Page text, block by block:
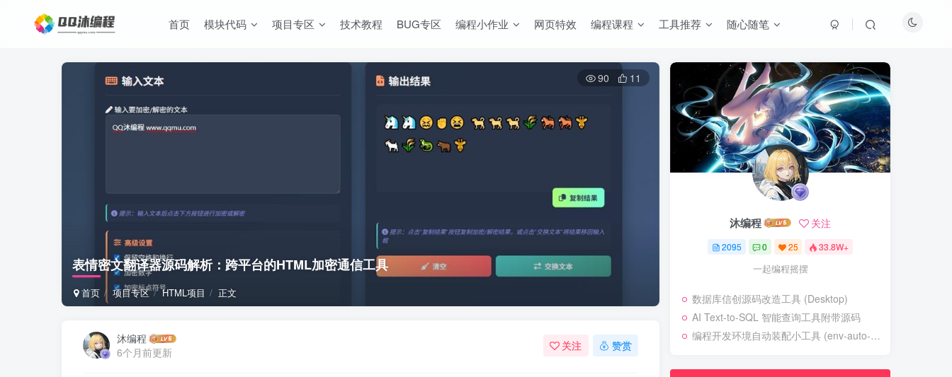
首页 模块代码 项目专区 技术教程 BUG专区 编程小作业 网页特效 编程课程 工具推荐 随心随笔
表情密文翻译器源码解析：跨平台的HTML加密通信工具
首页 项目专区 HTML项目 正文
90 11
沐编程
6个月前更新
关注 赞赏
沐编程 关注
2095 0 25 33.8W+
一起编程摇摆
数据库信创源码改造工具 (Desktop)
AI Text-to-SQL 智能查询工具附带源码
编程开发环境自动装配小工具 (env-auto-setup)